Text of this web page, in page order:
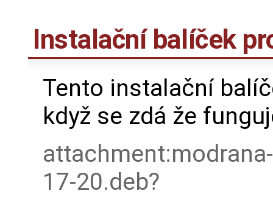
Instalační balíček
Tento instalační
když se zdá že
17-20.deb